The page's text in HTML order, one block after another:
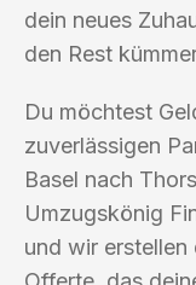
dein neues
den Rest
Du möchtest
zuverlässigen
Basel nach
Umzugskönig
und wir erstellen